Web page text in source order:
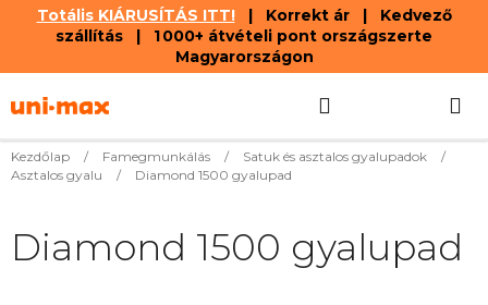
Totális KIÁRUSÍTÁS ITT!| Korrekt ár | Kedvező
szállítás | 1 000+ átvételi pont országszerte
Magyarországon
tartalomhoz
KOSÁR
Kezdőlap / Famegmunkálás / Satuk és asztalos gyalupadok
/
Asztalos gyalu
/ Diamond 1500 gyalupad
Diamond 1500 gyalupad